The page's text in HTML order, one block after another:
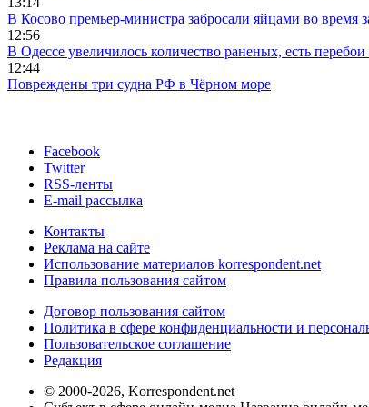
В Косово премьер-министра забросали яйцами во время
12:56
В Одессе увеличилось количество раненых, есть
12:44
Повреждены три судна РФ в Чёрном море
Facebook
Twitter
RSS-ленты
E-mail рассылка
Контакты
Реклама на сайте
Использование материалов korrespondent.net
Правила пользования сайтом
Договор пользования сайтом
Политика в сфере конфиденциальности и
Пользовательское соглашение
Редакция
© 2000-2026, Korrespondent.net